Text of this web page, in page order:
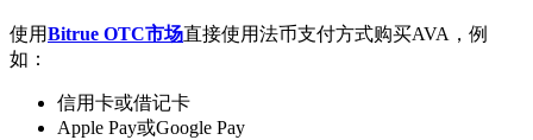
使用Bitrue OTC市场直接使用法币支付方式购买AVA，例
如：
信用卡或借记卡
Apple Pay或Google Pay